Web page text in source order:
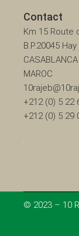
Contact
Km 15 Route
B.P.20045
CASABLANCA
MAROC
+212 (0) 5 22
+212 (0) 5 29
© 2023 – 10